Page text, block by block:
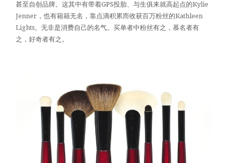
甚至自创品牌。这其中有带着GPS投胎、与生俱来就高起点的Kylie
Jenner ，也有籍籍无名，靠点滴积累而收获百万粉丝的Kathleen
Lights。无非是消费自己的名气。买单者中粉丝有之，慕名者有
之，好奇者有之。